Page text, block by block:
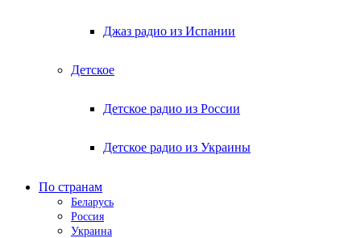
Джаз радио из Испании
Детское
Детское радио из России
Детское радио из Украины
По странам
Беларусь
Россия
Украина